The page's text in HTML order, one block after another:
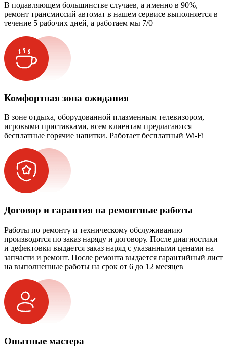
В подавляющем большинстве случаев, а именно в 90%,
ремонт трансмиссий автомат в нашем сервисе выполняется в
течение 5 рабочих дней, а работаем мы 7/0
Комфортная зона ожидания
В зоне отдыха, оборудованной плазменным телевизором,
игровыми приставками, всем клиентам предлагаются
бесплатные горячие напитки. Работает бесплатный Wi-Fi
Договор и гарантия на ремонтные работы
Работы по ремонту и техническому обслуживанию
производятся по заказ наряду и договору. После диагностики
и дефектовки выдается заказ наряд с указанными ценами на
запчасти и ремонт. После ремонта выдается гарантийный лист
на выполненные работы на срок от 6 до 12 месяцев
Опытные мастера